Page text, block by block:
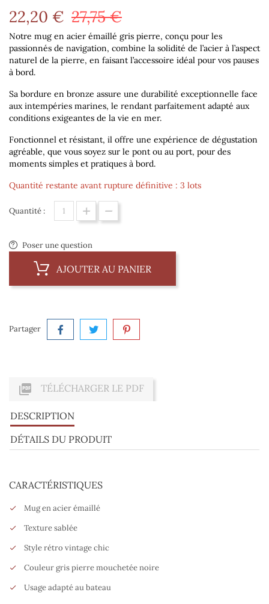
22,20 € 27,75 €
Notre mug en acier émaillé gris pierre, conçu pour les
passionnés de navigation, combine la solidité de l’acier à l’aspect
naturel de la pierre, en faisant l’accessoire idéal pour vos pauses
à bord.
Sa bordure en bronze assure une durabilité exceptionnelle face
aux intempéries marines, le rendant parfaitement adapté aux
conditions exigeantes de la vie en mer.
Fonctionnel et résistant, il offre une expérience de dégustation
agréable, que vous soyez sur le pont ou au port, pour des
moments simples et pratiques à bord.
Quantité restante avant rupture définitive : 3 lots
Quantité :
Poser une question
AJOUTER AU PANIER
Partager
 TÉLÉCHARGER LE PDF
DESCRIPTION
DÉTAILS DU PRODUIT
CARACTÉRISTIQUES
Mug en acier émaillé
Texture sablée
Style rétro vintage chic
Couleur gris pierre mouchetée noire
Usage adapté au bateau